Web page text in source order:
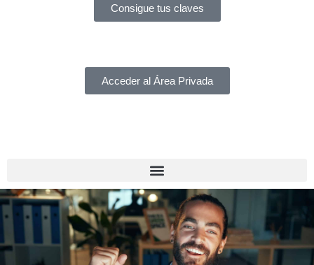
Consigue tus claves
Acceder al Área Privada